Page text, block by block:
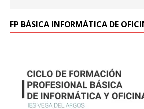
FP BÁSICA INFORMÁTICA DE